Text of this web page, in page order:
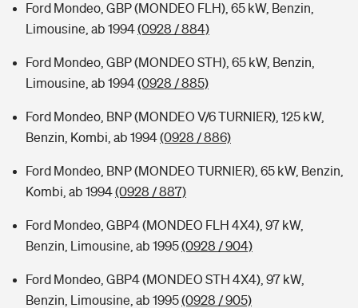
Ford Mondeo, GBP (MONDEO FLH), 65 kW, Benzin,
Limousine, ab 1994(0928 / 884)
Ford Mondeo, GBP (MONDEO STH), 65 kW, Benzin,
Limousine, ab 1994(0928 / 885)
Ford Mondeo, BNP (MONDEO V/6 TURNIER), 125 kW,
Benzin, Kombi, ab 1994(0928 / 886)
Ford Mondeo, BNP (MONDEO TURNIER), 65 kW, Benzin,
Kombi, ab 1994(0928 / 887)
Ford Mondeo, GBP4 (MONDEO FLH 4X4), 97 kW,
Benzin, Limousine, ab 1995(0928 / 904)
Ford Mondeo, GBP4 (MONDEO STH 4X4), 97 kW,
Benzin, Limousine, ab 1995(0928 / 905)